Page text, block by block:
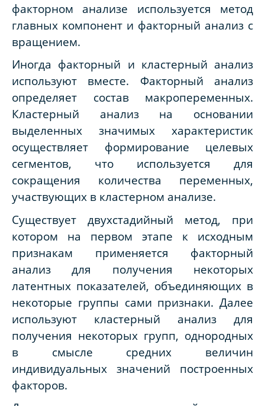
факторном анализе используется метод
главных компонент и факторный анализ с
вращением.
Иногда факторный и кластерный анализ
используют вместе. Факторный анализ
определяет состав макропеременных.
Кластерный анализ на основании
выделенных значимых характеристик
осуществляет формирование целевых
сегментов, что используется для
сокращения количества переменных,
участвующих в кластерном анализе.
Существует двухстадийный метод, при
котором на первом этапе к исходным
признакам применяется факторный
анализ для получения некоторых
латентных показателей, объединяющих в
некоторые группы сами признаки. Далее
используют кластерный анализ для
получения некоторых групп, однородных
в смысле средних величин
индивидуальных значений построенных
факторов.